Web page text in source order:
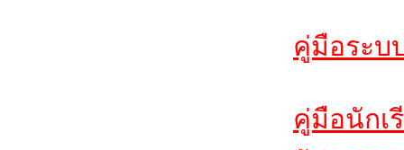
คู่มือระบ
คู่มือนักเ